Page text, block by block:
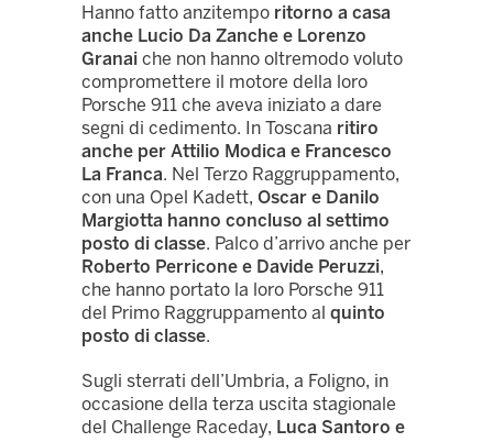
Hanno fatto anzitempo ritorno a casa
anche Lucio Da Zanche e Lorenzo
Granai che non hanno oltremodo voluto
compromettere il motore della loro
Porsche 911 che aveva iniziato a dare
segni di cedimento. In Toscana ritiro
anche per Attilio Modica e Francesco
La Franca. Nel Terzo Raggruppamento,
con una Opel Kadett, Oscar e Danilo
Margiotta hanno concluso al settimo
posto di classe. Palco d’arrivo anche per
Roberto Perricone e Davide Peruzzi,
che hanno portato la loro Porsche 911
del Primo Raggruppamento al quinto
posto di classe.
Sugli sterrati dell’Umbria, a Foligno, in
occasione della terza uscita stagionale
del Challenge Raceday, Luca Santoro e